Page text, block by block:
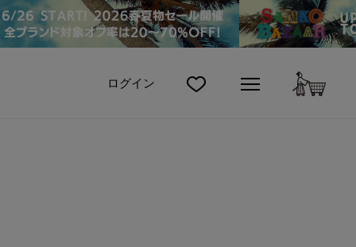
ログイン